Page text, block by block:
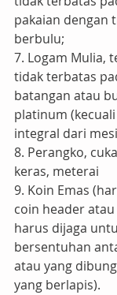
pakaian dengan
berbulu;
7. Logam Mulia,
tidak terbatas
batangan atau
platinum
integral dari
8. Perangko,
keras, meterai
9. Koin Emas
coin header atau
harus dijaga
bersentuhan
atau yang
yang berlapis).